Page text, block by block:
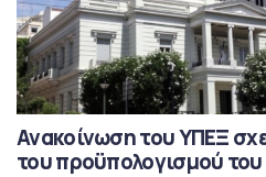
Ανακοίνωση του ΥΠΕΞ
του προϋπολογισμού του